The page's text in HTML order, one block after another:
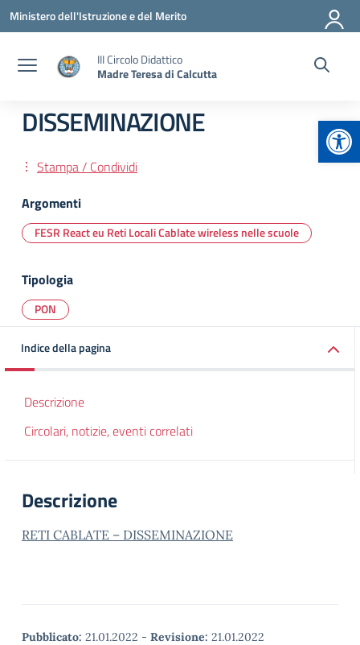
Vai ai contenuti
Vai al menu di navigazione
Vai al footer
Ministero dell'Istruzione e del Merito
III Circolo Didattico
Madre Teresa di Calcutta
DISSEMINAZIONE
Stampa / Condividi
Argomenti
FESR React eu Reti Locali Cablate wireless nelle scuole
Tipologia
PON
Indice della pagina
Descrizione
Circolari, notizie, eventi correlati
Descrizione
RETI CABLATE – DISSEMINAZIONE
Pubblicato: 21.01.2022 - Revisione: 21.01.2022